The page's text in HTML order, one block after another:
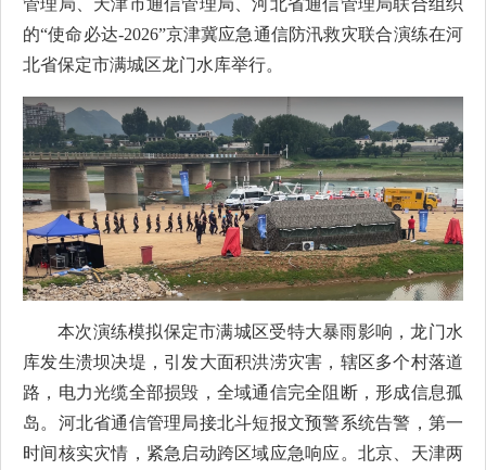
管理局、天津市通信管理局、河北省通信管理局联合组织
的“使命必达-2026”京津冀应急通信防汛救灾联合演练在河
北省保定市满城区龙门水库举行。
本次演练模拟保定市满城区受特大暴雨影响，龙门水
库发生溃坝决堤，引发大面积洪涝灾害，辖区多个村落道
路，电力光缆全部损毁，全域通信完全阻断，形成信息孤
岛。河北省通信管理局接北斗短报文预警系统告警，第一
时间核实灾情，紧急启动跨区域应急响应。北京、天津两